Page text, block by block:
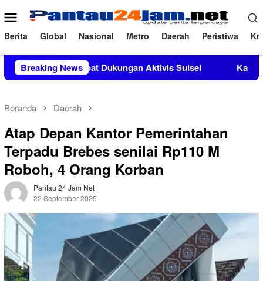
ke
konten
Menu
Mobile
Berita Global Nasional Metro Daerah Peristiwa
Breaking News
Dukungan Aktivis Sulsel Kapolres Polewali
Beranda Daerah
Atap Depan Kantor Pemerintahan
Terpadu Brebes senilai Rp110 M
Roboh, 4 Orang Korban
Pantau 24 Jam Net
22 September 2025